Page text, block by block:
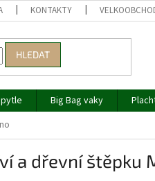
KONTAKTY
HLEDAT
Big Bag vaky
a dřevní štěpku